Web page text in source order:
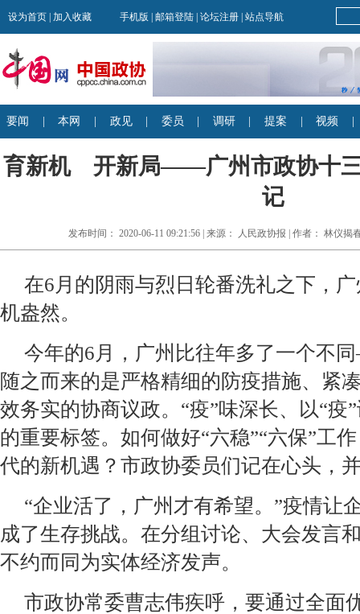
育新机 开新局——广州市政协十三
记
发布时间： 2020-06-11 09:21:56 | 来源： 人民政协报 | 作者： 林仪
在6月的阴雨与烈日轮番洗礼之下，
机盎然。
今年的6月，广州比往年多了一个
随之而来的是严格精细的防疫措施、紧
效务实的协商议政。“疫”味深长、以“疫
的重要标签。如何做好“六稳”“六保”工
代的新机遇？市政协委员们记在心头，
“企业活了，广州才有希望。”疫情让
成了生存挑战。在分组讨论、大会发言
不约而同为实体经济发声。
市政协常委曹志伟疾呼，要通过全面